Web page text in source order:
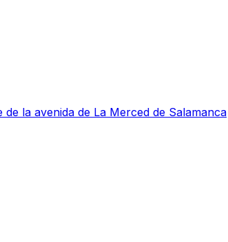
la avenida de La Merced de Salamanca